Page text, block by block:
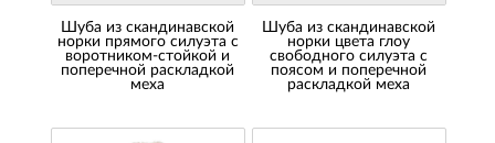
шуба из скандинавской
норки прямого силуэта с
воротником-стойкой и
поперечной раскладкой
меха
Шуба из скандинавской
норки цвета глоу
свободного силуэта с
поясом и поперечной
раскладкой меха